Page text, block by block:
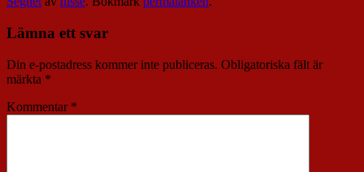
Lämna ett svar
Din e-postadress kommer inte publiceras. Obligatoriska fält är
märkta *
Kommentar *